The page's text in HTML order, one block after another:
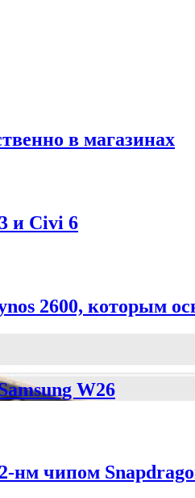
в магазинах
и Civi 6
2600, которым
W26
нм чипом